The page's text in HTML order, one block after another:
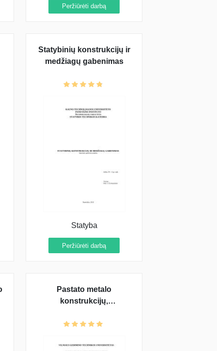
Peržiūrėti darbą
Statybinių konstrukcijų ir
medžiagų gabenimas
Statyba
Peržiūrėti darbą
Pastato metalo
konstrukcijų,
projektavimas